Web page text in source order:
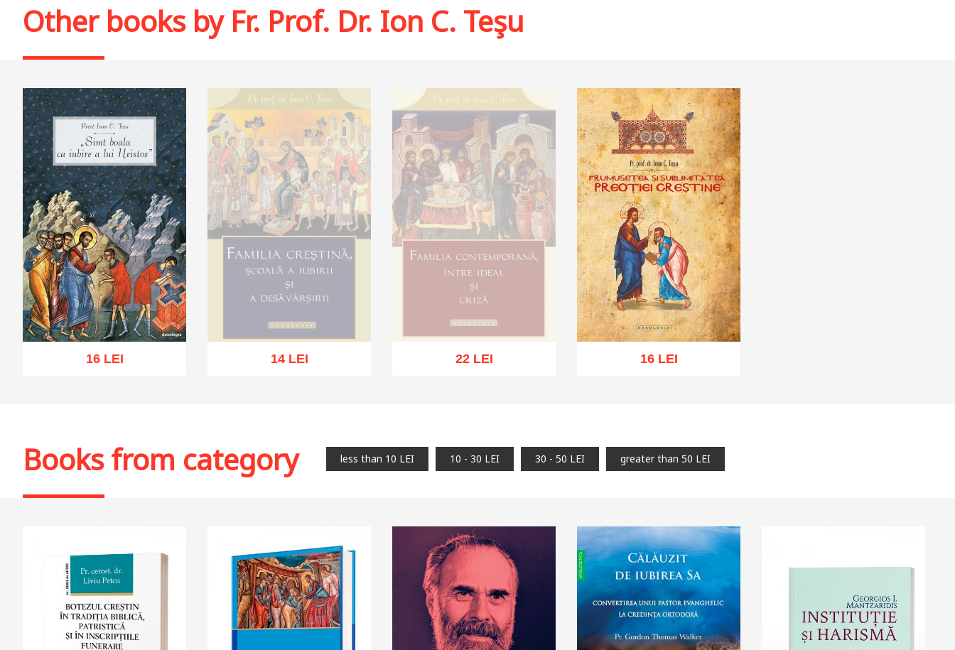
Other books by Fr. Prof. Dr. Ion C. Teşu
16 LEI 14 LEI 22 LEI 16 LEI
Books from category less than 10 LEI 10 - 30 LEI 30 - 50 LEI greater than 50 LEI